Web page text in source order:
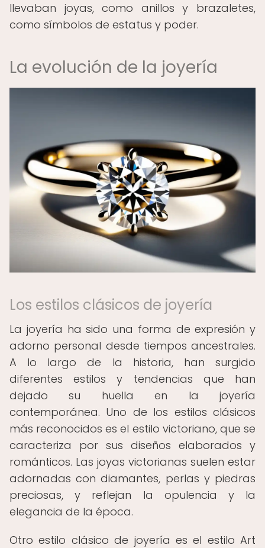
llevaban joyas, como anillos y brazaletes,
como símbolos de estatus y poder.
La evolución de la joyería
Los estilos clásicos de joyería
La joyería ha sido una forma de expresión y
adorno personal desde tiempos ancestrales.
A lo largo de la historia, han surgido
diferentes estilos y tendencias que han
dejado su huella en la joyería
contemporánea. Uno de los estilos clásicos
más reconocidos es el estilo victoriano, que se
caracteriza por sus diseños elaborados y
románticos. Las joyas victorianas suelen estar
adornadas con diamantes, perlas y piedras
preciosas, y reflejan la opulencia y la
elegancia de la época.
Otro estilo clásico de joyería es el estilo Art